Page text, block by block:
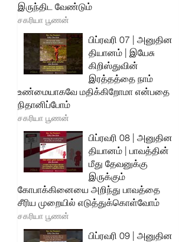
இருந்திட வேண்டும்
சகரியா பூணன்
பிப்ரவரி 07 | அனுதின
தியானம் | இயேசு
கிறிஸ்துவின்
இரத்தத்தை நாம்
உண்மையாகவே மதிக்கிறோமா என்பதை
நிதானிப்போம்
சகரியா பூணன்
பிப்ரவரி 08 | அனுதின
தியானம் | பாவத்தின்
மீது தேவனுக்கு
இருக்கும்
கோபாக்கினையை அறிந்து பாவத்தை
சீரிய முறையில் எடுத்துக்கொள்வோம்
சகரியா பூணன்
பிப்ரவரி 09 | அனுதின